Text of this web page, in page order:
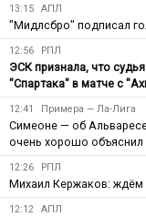
13:15 АПЛ
"Мидлсбро" подписал
12:56 РПЛ
ЭСК признала, что
"Спартака" в матче с
12:41 Примера — Ла-Лига
Симеоне — об
очень хорошо объяснил
12:26 РПЛ
Михаил Кержаков: ждём
12:12 АПЛ